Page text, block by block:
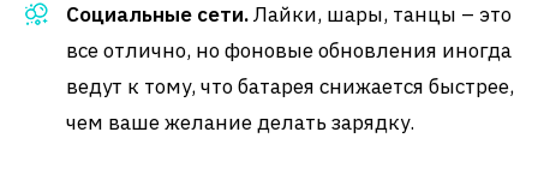
Социальные сети.Лайки, шары, танцы – это
все отлично, но фоновые обновления иногда
ведут к тому, что батарея снижается быстрее,
чем ваше желание делать зарядку.